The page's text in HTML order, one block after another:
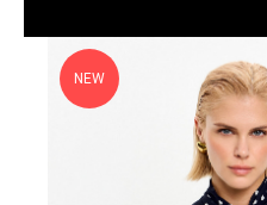
NEW